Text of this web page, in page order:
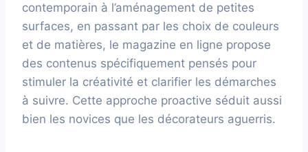
contemporain à l’aménagement de petites
surfaces, en passant par les choix de couleurs
et de matières, le magazine en ligne propose
des contenus spécifiquement pensés pour
stimuler la créativité et clarifier les démarches
à suivre. Cette approche proactive séduit aussi
bien les novices que les décorateurs aguerris.